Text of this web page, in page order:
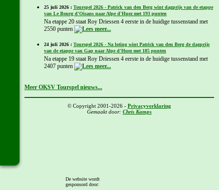
25 juli 2026 : Tourspel 2026 - Patrick van den Berg wint dagprijs van de etappe
van Le Bourg d'Oisans naar Alpe d'Huez met 193 punten
Na etappe 20 staat Roy Driessen 4 eerste in de huidige tussenstand met
2550 punten
24 juli 2026 : Tourspel 2026 - Na loting wint Patrick van den Berg de dagprijs
van de etappe van Gap naar Alpe d'Huez met 185 punten
Na etappe 19 staat Roy Driessen 4 eerste in de huidige tussenstand met
2407 punten
Meer OKSV Tourspel nieuws...
© Copyright 2001-2026 - Privacyverklaring
Gemaakt door: Chris Kamps
De website wordt
gesponsord door: